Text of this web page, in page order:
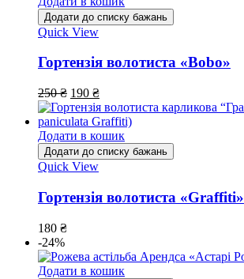
Додати до списку бажань
Quick View
Гортензія волотиста «Bobo»
250₴ 190 ₴
Додати в кошик
Додати до списку бажань
Quick View
Гортензія волотиста «Graffiti»
180 ₴
-24%
Додати в кошик